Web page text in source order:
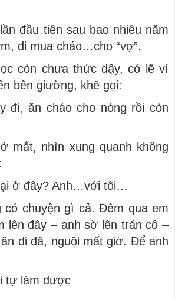
đầu tiên sau bao nhiêu năm
đi mua cháo…cho “vợ”.
còn chưa thức dậy, có lẽ vì
bên giường, khẽ gọi:
đi, ăn cháo cho nóng rồi còn
mắt, nhìn xung quanh không
ở đây? Anh…với tôi…
có chuyện gì cả. Đêm qua em
lên đây – anh sờ lên trán cô –
đi đã, nguội mất giờ. Để anh
tự làm được